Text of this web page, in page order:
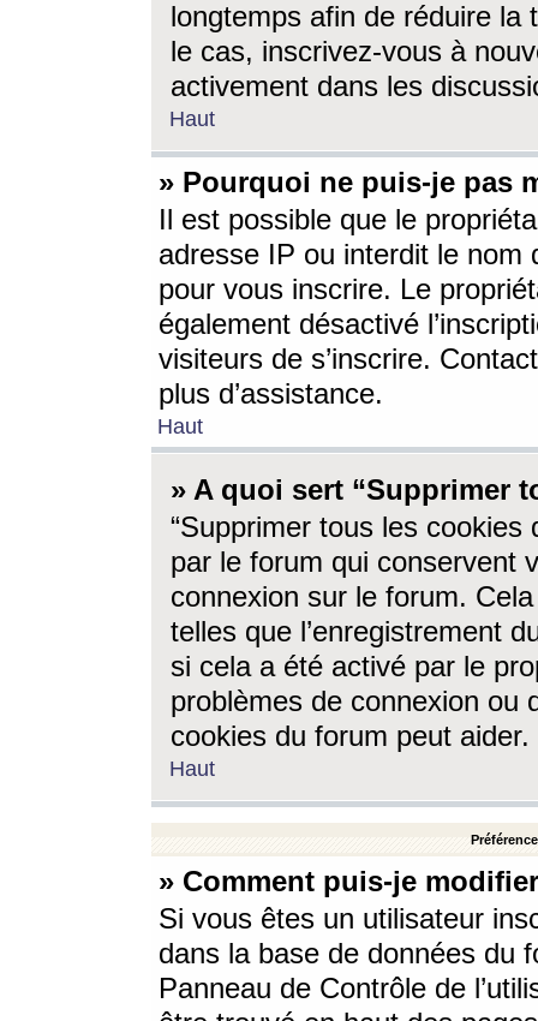
longtemps afin de réduire la
le cas, inscrivez-vous à
activement dans les
Haut
» Pourquoi ne puis-je pas
Il est possible que le
adresse IP ou interdit le nom
pour vous inscrire. Le
également désactivé
visiteurs de s’inscrire.
plus d’assistance.
Haut
» A quoi sert “Supprimer
“Supprimer tous les cookies
par le forum qui conservent
connexion sur le forum.
telles que l’enregistrement
si cela a été activé par le
problèmes de connexion ou
cookies du forum peut aider.
Haut
» Comment puis-je
Si vous êtes un utilisateur
dans la base de données du
Panneau de Contrôle de